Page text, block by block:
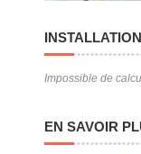
Impossible de
EN SAVOIR